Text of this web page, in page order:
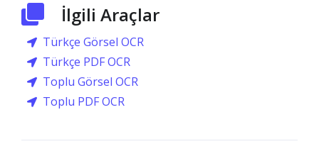
İlgili Araçlar
Türkçe Görsel OCR
Türkçe PDF OCR
Toplu Görsel OCR
Toplu PDF OCR